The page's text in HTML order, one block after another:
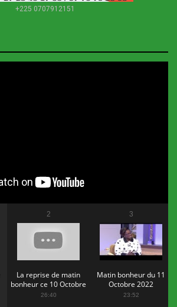
+225 0707912151
2
La reprise de matin
bonheur ce 10 Octobre
2022
26:40
3
Matin bonheur du 11
Octobre 2022
23:52